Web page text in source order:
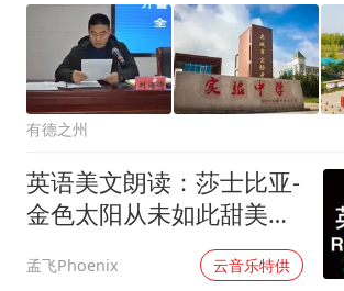
有德之州
英语美文朗读：莎士比亚-
金色太阳从未如此甜美吻
孟飞Phoenix 云音乐特供